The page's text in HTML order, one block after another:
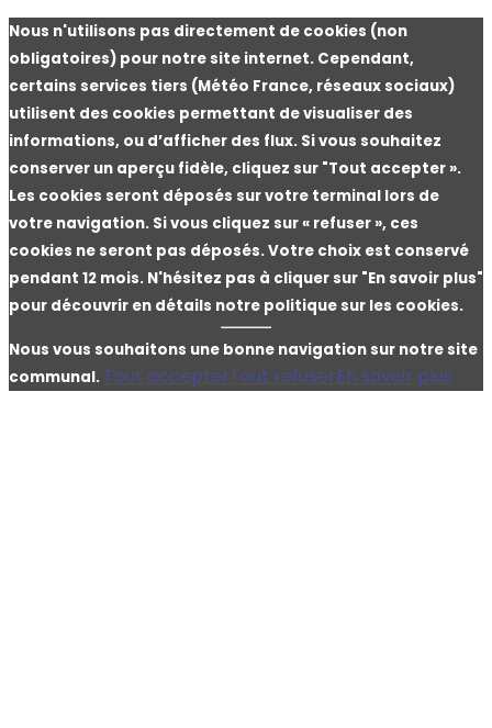
Nous n'utilisons pas directement de cookies (non
obligatoires) pour notre site internet. Cependant,
certains services tiers (Météo France, réseaux sociaux)
utilisent des cookies permettant de visualiser des
informations, ou d’afficher des flux. Si vous souhaitez
conserver un aperçu fidèle, cliquez sur "Tout accepter ».
Les cookies seront déposés sur votre terminal lors de
votre navigation. Si vous cliquez sur « refuser », ces
cookies ne seront pas déposés. Votre choix est conservé
pendant 12 mois. N'hésitez pas à cliquer sur "En savoir plus"
pour découvrir en détails notre politique sur les cookies.
Nous vous souhaitons une bonne navigation sur notre site
communal. Tout accepterTout refuserEn savoir plus